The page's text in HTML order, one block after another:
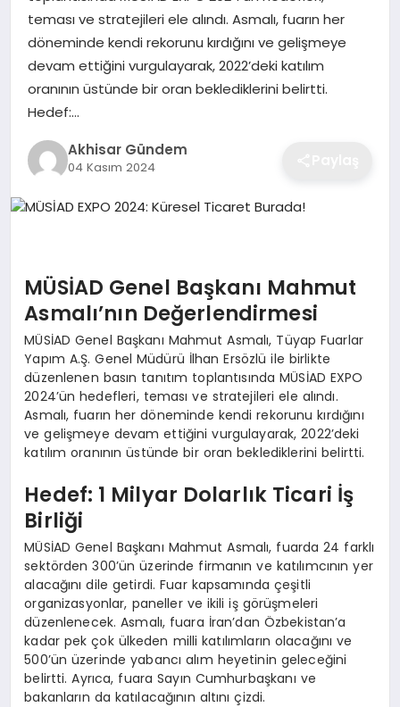
teması ve stratejileri ele alındı. Asmalı, fuarın her
döneminde kendi rekorunu kırdığını ve gelişmeye
devam ettiğini vurgulayarak, 2022’deki katılım
oranının üstünde bir oran beklediklerini belirtti.
Hedef:…
Akhisar Gündem
04 Kasım 2024
MÜSİAD Genel Başkanı Mahmut
Asmalı’nın Değerlendirmesi
MÜSİAD Genel Başkanı Mahmut Asmalı, Tüyap Fuarlar
Yapım A.Ş. Genel Müdürü İlhan Ersözlü ile birlikte
düzenlenen basın tanıtım toplantısında MÜSİAD EXPO
2024’ün hedefleri, teması ve stratejileri ele alındı.
Asmalı, fuarın her döneminde kendi rekorunu kırdığını
ve gelişmeye devam ettiğini vurgulayarak, 2022’deki
katılım oranının üstünde bir oran beklediklerini belirtti.
Hedef: 1 Milyar Dolarlık Ticari İş
Birliği
MÜSİAD Genel Başkanı Mahmut Asmalı, fuarda 24 farklı
sektörden 300’ün üzerinde firmanın ve katılımcının yer
alacağını dile getirdi. Fuar kapsamında çeşitli
organizasyonlar, paneller ve ikili iş görüşmeleri
düzenlenecek. Asmalı, fuara İran’dan Özbekistan’a
kadar pek çok ülkeden milli katılımların olacağını ve
500’ün üzerinde yabancı alım heyetinin geleceğini
belirtti. Ayrıca, fuara Sayın Cumhurbaşkanı ve
bakanların da katılacağının altını çizdi.